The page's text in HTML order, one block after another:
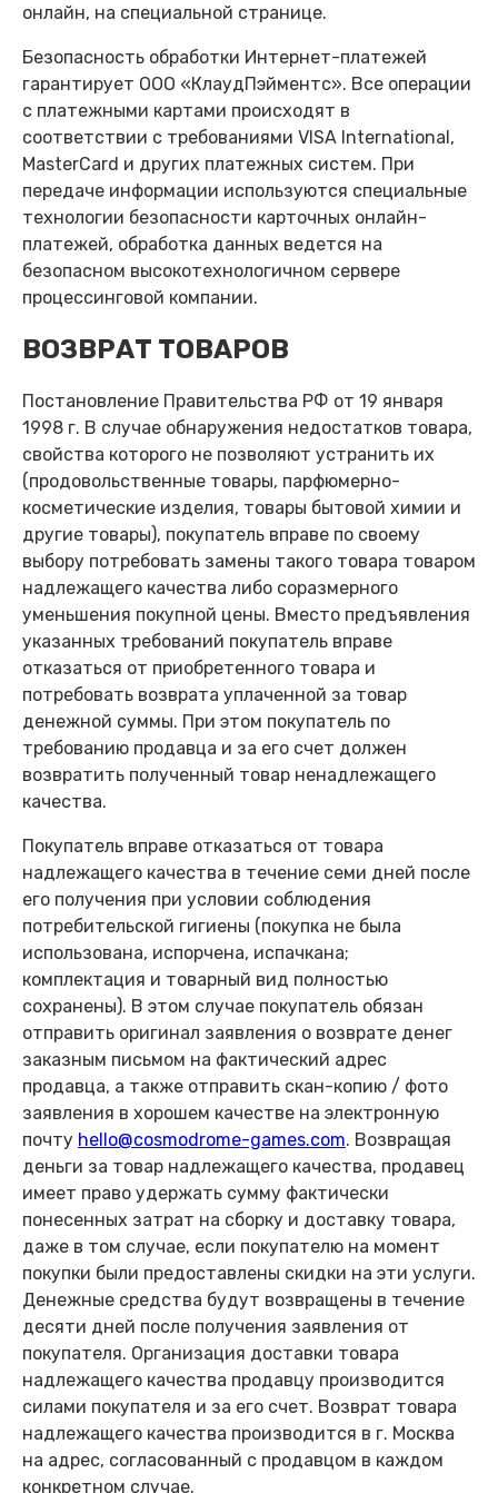
онлайн, на специальной странице.
Безопасность обработки Интернет-платежей
гарантирует ООО «КлаудПэйментс». Все операции
с платежными картами происходят в
соответствии с требованиями VISA International,
MasterCard и других платежных систем. При
передаче информации используются специальные
технологии безопасности карточных онлайн-
платежей, обработка данных ведется на
безопасном высокотехнологичном сервере
процессинговой компании.
ВОЗВРАТ ТОВАРОВ
Постановление Правительства РФ от 19 января
1998 г. В случае обнаружения недостатков товара,
свойства которого не позволяют устранить их
(продовольственные товары, парфюмерно-
косметические изделия, товары бытовой химии и
другие товары), покупатель вправе по своему
выбору потребовать замены такого товара товаром
надлежащего качества либо соразмерного
уменьшения покупной цены. Вместо предъявления
указанных требований покупатель вправе
отказаться от приобретенного товара и
потребовать возврата уплаченной за товар
денежной суммы. При этом покупатель по
требованию продавца и за его счет должен
возвратить полученный товар ненадлежащего
качества.
Покупатель вправе отказаться от товара
надлежащего качества в течение семи дней после
его получения при условии соблюдения
потребительской гигиены (покупка не была
использована, испорчена, испачкана;
комплектация и товарный вид полностью
сохранены). В этом случае покупатель обязан
отправить оригинал заявления о возврате денег
заказным письмом на фактический адрес
продавца, а также отправить скан-копию / фото
заявления в хорошем качестве на электронную
почту hello@cosmodrome-games.com. Возвращая
деньги за товар надлежащего качества, продавец
имеет право удержать сумму фактически
понесенных затрат на сборку и доставку товара,
даже в том случае, если покупателю на момент
покупки были предоставлены скидки на эти услуги.
Денежные средства будут возвращены в течение
десяти дней после получения заявления от
покупателя. Организация доставки товара
надлежащего качества продавцу производится
силами покупателя и за его счет. Возврат товара
надлежащего качества производится в г. Москва
на адрес, согласованный с продавцом в каждом
конкретном случае.